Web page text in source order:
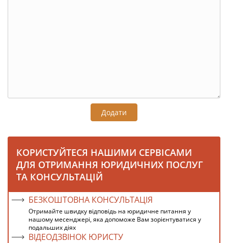
Додати
КОРИСТУЙТЕСЯ НАШИМИ СЕРВІСАМИ
ДЛЯ ОТРИМАННЯ ЮРИДИЧНИХ ПОСЛУГ
ТА КОНСУЛЬТАЦІЙ
БЕЗКОШТОВНА КОНСУЛЬТАЦІЯ
Отримайте швидку відповідь на юридичне питання у
нашому месенджері, яка допоможе Вам зорієнтуватися у
подальших діях
ВІДЕОДЗВІНОК ЮРИСТУ